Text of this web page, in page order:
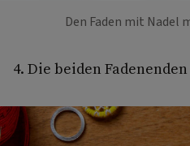
Den Faden mit Nadel
4. Die beiden